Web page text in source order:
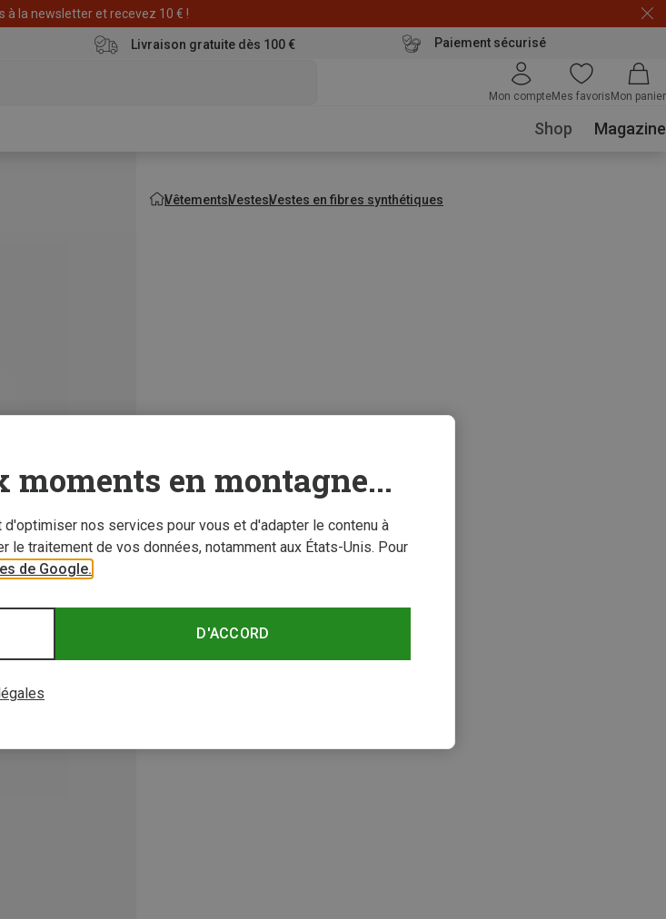
à la newsletter et recevez 10 € !
€ offerts avec le code END20
Livraison gratuite dès 100 € Paiement sécurisé
Mon compteMes favoris Mon panier
Shop Magazine
VêtementsVestesVestes en fibres synthétiques
moments en montagne...
nos services pour vous et d'adapter le contenu à
traitement de vos données, notamment aux États-Unis. Pour
de Google.
D'ACCORD